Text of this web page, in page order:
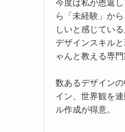
今度は私が恩返
ら「未経験」か
しいと感じてい
デザインスキル
ゃんと教える専門
数あるデザイン
イン、世界観を
ル作成が得意。